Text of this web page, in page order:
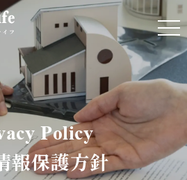
Policy
報保護方針